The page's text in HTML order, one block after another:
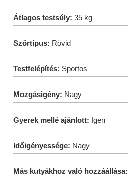
Átlagos testsúly: 35 kg
Szőrtípus: Rövid
Testfelépítés: Sportos
Mozgásigény: Nagy
Gyerek mellé ajánlott: Igen
Időigényessége: Nagy
Más kutyákhoz való hozzáállása: